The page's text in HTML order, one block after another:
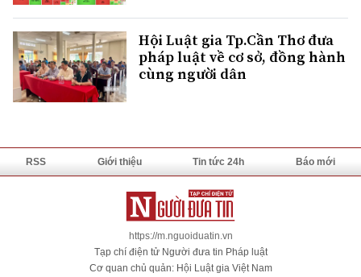
Hội Luật gia Tp.Cần Thơ đưa
pháp luật về cơ sở, đồng hành
cùng người dân
RSS Giới thiệu Tin tức 24h Báo mới
https://m.nguoiduatin.vn
Tạp chí điện tử Người đưa tin Pháp luật
Cơ quan chủ quản: Hội Luật gia Việt Nam